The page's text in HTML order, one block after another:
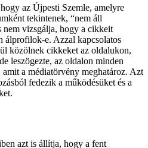
az Újpesti Szemle, amelyre
tekintenek, “nem áll
nem vizsgálja, hogy a cikkeit
álprofilok-e. Azzal kapcsolatos
közölnek cikkeket az oldalukon,
leszögezte, az oldalon minden
a médiatörvény meghatároz. Azt
fedezik a működésüket és a
azt is állítja, hogy a fent